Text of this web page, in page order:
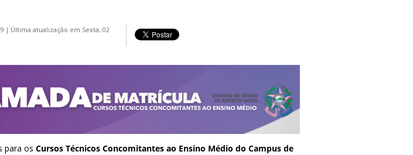
| Última atualização em Sexta, 02
para os Cursos Técnicos Concomitantes ao Ensino Médio do Campus de